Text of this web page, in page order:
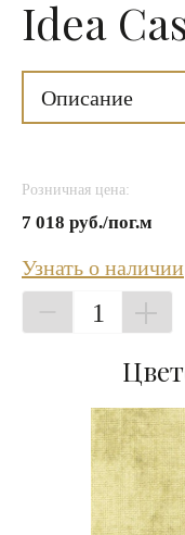
Idea
Описание
Розничная цена:
7 018 руб./пог.м
Узнать о наличии
1